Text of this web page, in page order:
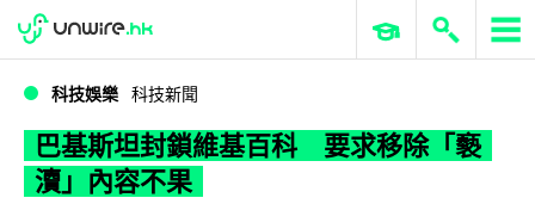
WWDC 2026 ERP 與商業 AI
科技娛樂 科技新聞
巴基斯坦封鎖維基百科 要求移除「褻
瀆」內容不果